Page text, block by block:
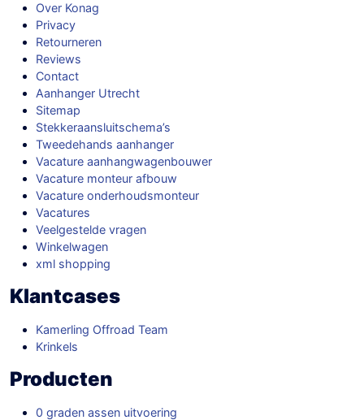
Over Konag
Privacy
Retourneren
Reviews
Contact
Aanhanger Utrecht
Sitemap
Stekkeraansluitschema’s
Tweedehands aanhanger
Vacature aanhangwagenbouwer
Vacature monteur afbouw
Vacature onderhoudsmonteur
Vacatures
Veelgestelde vragen
Winkelwagen
xml shopping
Klantcases
Kamerling Offroad Team
Krinkels
Producten
0 graden assen uitvoering